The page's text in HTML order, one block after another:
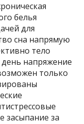
белья
для
сна напрямую
тело
напряжение
только
засыпание за